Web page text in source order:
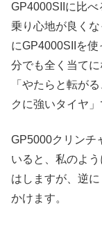
GP4000SIIに比べ
乗り心地が良く
にGP4000SIIを
分でも全く当て
「やたらと転が
クに強いタイヤ」
GP5000クリンチ
いると、私のよ
はしますが、逆
かけます。